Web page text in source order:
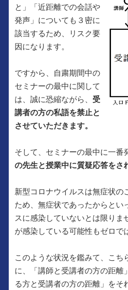
と」「近距離での会話や
発声」についても３密に
該当するため、リスク要
因になります。
ですから、自粛期間中の
セミナーの最中に関して
は、誠に恐縮ながら、 受
講者の方の私語を禁止と
させていただきます。
そして、セミナーの最中に一番
の先生と授業中に質疑応答をさ
新型コロナウイルスは無症状の
ため、無症状であったからとい
スに感染していないとは限りま
が感染している可能性もゼロで
このような状況を鑑みて、こち
に、「講師と受講者の方の距離
る方と受講者の方の距離」をそ